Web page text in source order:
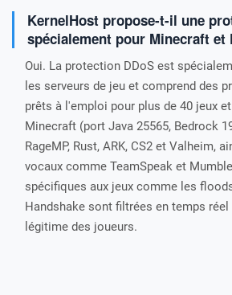
KernelHost propose-t-il une
spécialement pour Minecraft et
Oui. La protection DDoS est
les serveurs de jeu et comprend des
prêts à l'emploi pour plus de 40 jeux
Minecraft (port Java 25565, Bedrock
RageMP, Rust, ARK, CS2 et Valheim,
vocaux comme TeamSpeak et
spécifiques aux jeux comme les
Handshake sont filtrées en temps
légitime des joueurs.